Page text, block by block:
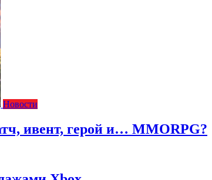
Новости
ивент, герой и… MMORPG?